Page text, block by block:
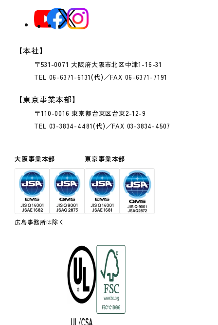
【本社】
〒531-0071 大阪府大阪市北区中津1-16-31
TEL 06-6371-6131(代)／FAX 06-6371-7191
【東京事業本部】
〒110-0016 東京都台東区台東2-12-9
TEL 03-3834-4481(代)／FAX 03-3834-4507
大阪事業本部
広島事務所は除く
東京事業本部